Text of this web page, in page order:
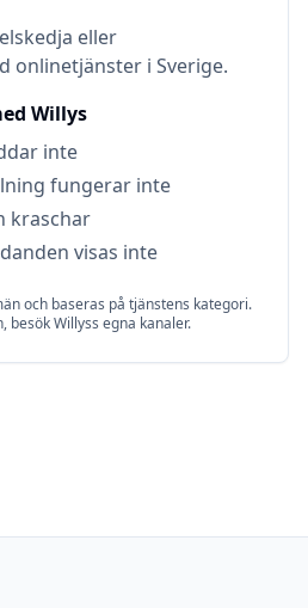
eller
onlinetjänster i Sverige.
Willys
inte
fungerar inte
kraschar
visas inte
och baseras på tjänstens kategori.
besökWillyss egna kanaler.